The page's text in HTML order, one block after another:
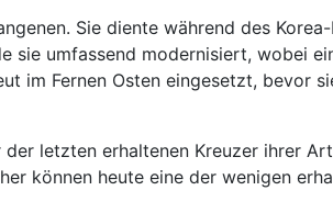
Sie diente während des
umfassend modernisiert, wobei
im Fernen Osten eingesetzt, bevor
letzten erhaltenen Kreuzer ihrer
können heute eine der wenigen